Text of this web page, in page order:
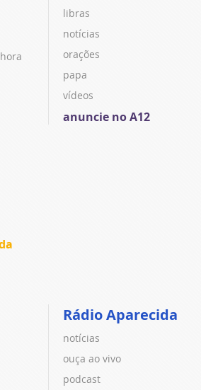
libras
notícias
orações
papa
vídeos
anuncie no A12
Rádio Aparecida
notícias
ouça ao vivo
podcast